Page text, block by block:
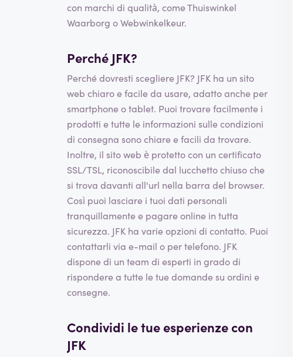
con marchi di qualità, come Thuiswinkel
Waarborg o Webwinkelkeur.
Perché JFK?
Perché dovresti scegliere JFK? JFK ha un sito
web chiaro e facile da usare, adatto anche per
smartphone o tablet. Puoi trovare facilmente i
prodotti e tutte le informazioni sulle condizioni
di consegna sono chiare e facili da trovare.
Inoltre, il sito web è protetto con un certificato
SSL/TSL, riconoscibile dal lucchetto chiuso che
si trova davanti all'url nella barra del browser.
Così puoi lasciare i tuoi dati personali
tranquillamente e pagare online in tutta
sicurezza. JFK ha varie opzioni di contatto. Puoi
contattarli via e-mail o per telefono. JFK
dispone di un team di esperti in grado di
rispondere a tutte le tue domande su ordini e
consegne.
Condividi le tue esperienze con
JFK